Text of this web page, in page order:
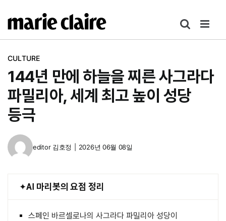
텐
건
기
CULTURE
144년 만에 하늘을 찌른 사그라다
파밀리아, 세계 최고 높이 성당
등극
editor 김호정 2026년 06월 08일
AI 마리봇의 요점 정리
스페인 바르셀로나의 사그라다 파밀리아 성당이